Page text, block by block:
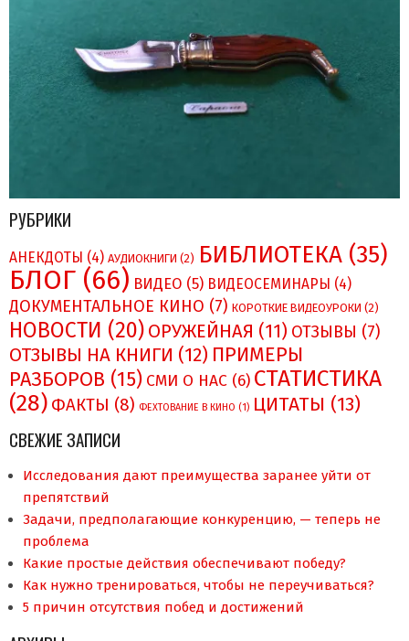
РУБРИКИ
АНЕКДОТЫ (4) АУДИОКНИГИ (2) БИБЛИОТЕКА (35)
БЛОГ (66) ВИДЕО (5) ВИДЕОСЕМИНАРЫ (4)
ДОКУМЕНТАЛЬНОЕ КИНО (7) КОРОТКИЕ ВИДЕОУРОКИ (2)
НОВОСТИ (20) ОРУЖЕЙНАЯ (11) ОТЗЫВЫ (7)
ОТЗЫВЫ НА КНИГИ (12) ПРИМЕРЫ
РАЗБОРОВ (15) СМИ О НAC (6) СТАТИСТИКА
(28) ФАКТЫ (8) ФЕХТОВАНИЕ В КИНО (1) ЦИТАТЫ (13)
СВЕЖИЕ ЗАПИСИ
Исследования дают преимущества заранее уйти от
препятствий
Задачи, предполагающие конкуренцию, — теперь не
проблема
Какие простые действия обеспечивают победу?
Как нужно тренироваться, чтобы не переучиваться?
5 причин отсутствия побед и достижений